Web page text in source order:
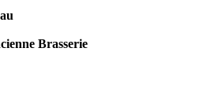
Brasserie